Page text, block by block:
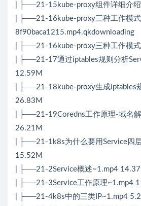
| ├──21-15kube-proxy组件详细介
| ├──21-16kube-proxy三种工作模
8f90baca1215.mp4.qkdownloading
| ├──21-16kube-proxy三种工作模
| ├──21-17通过iptables规则分析
12.59M
| ├──21-18kube-proxy生成iptables
26.83M
| ├──21-19Coredns工作原理-域名
26.21M
| ├──21-1k8s为什么要用Service四
15.52M
| ├──21-2Service概述~1.mp4
| ├──21-3Service工作原理~1.mp4
| ├──21-4k8s中的三类IP~1.mp4